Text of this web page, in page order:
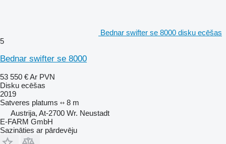
Bednar swifter se 8000 disku ecēšas
5
Bednar swifter se 8000
53 550 €Ar PVN
Disku ecēšas
2019
Satveres platums
8 m
Austrija, At-2700 Wr. Neustadt
E-FARM GmbH
Sazināties ar pārdevēju